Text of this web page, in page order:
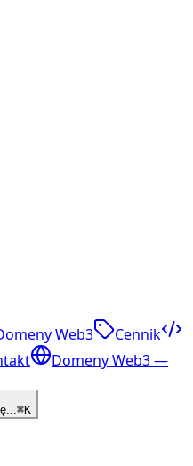
Web3
Cennik
Domeny Web3 —
⌘K